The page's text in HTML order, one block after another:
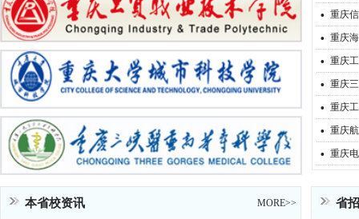
· 重庆
· 重庆
· 重庆
· 重庆
· 重庆
· 重庆
· 重庆
本省校资讯 MORE>> 省